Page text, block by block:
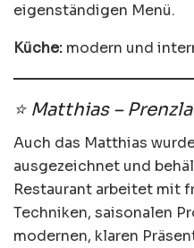
eigenständigen Menü.
Küche: modern und
⭐ Matthias –
Auch das Matthias
ausgezeichnet und
Restaurant arbeitet mit
Techniken, saisonalen
modernen, klaren